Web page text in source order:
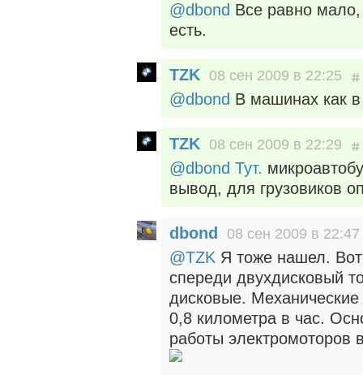
@dbond Все равно
есть.
TZK 08 сен 2009 в 22:25
@dbond В машинах как
TZK 08 сен 2009 в 22:29
@dbond Тут.
вывод, для грузовиков
dbond 08 сен 2009 в 22:47
@TZK Я тоже нашел.
спереди двухдисковый
дисковые.
0,8 километра в час.
работы электромоторов